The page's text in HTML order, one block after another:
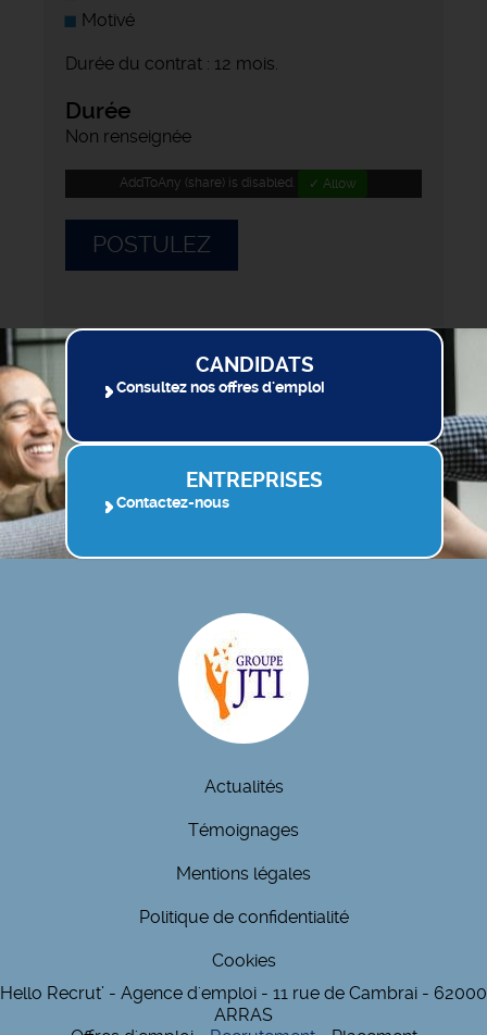
Motivé
Durée du contrat : 12 mois.
Durée
Non renseignée
AddToAny (share) is disabled. ✓ Allow
POSTULEZ
CANDIDATS
Consultez nos offres d'emploi
ENTREPRISES
Contactez-nous
Actualités
Témoignages
Mentions légales
Politique de confidentialité
Cookies
Hello Recrut’ - Agence d'emploi - 11 rue de Cambrai - 62000
ARRAS